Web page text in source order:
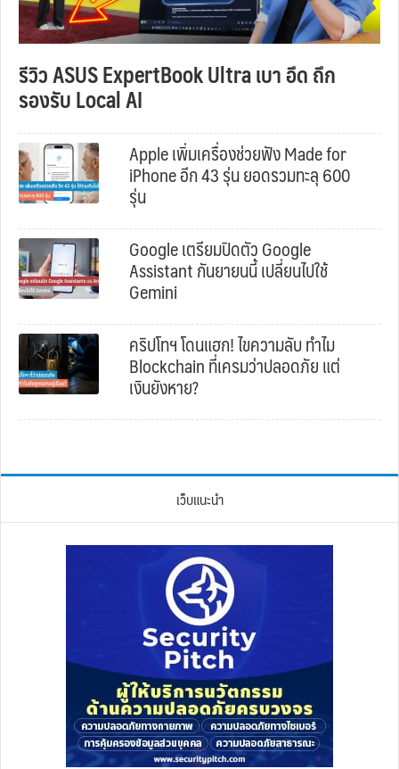
รีวิว ASUS ExpertBook Ultra เบา อึด ถึก
รองรับ Local AI
Apple เพิ่มเครื่องช่วยฟัง Made for
iPhone อีก 43 รุ่น ยอดรวมทะลุ 600
รุ่น
Google เตรียมปิดตัว Google
Assistant กันยายนนี้ เปลี่ยนไปใช้
Gemini
คริปโทฯ โดนแฮก! ไขความลับ ทำไม
Blockchain ที่เครมว่าปลอดภัย แต่
เงินยังหาย?
เว็บแนะนำ